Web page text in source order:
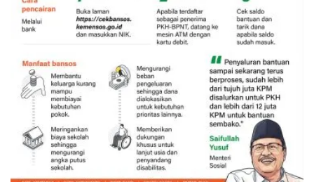
Bansos PKH dan BPNT triwulan III-
2026 mulai disalurkan
5 jam lalu